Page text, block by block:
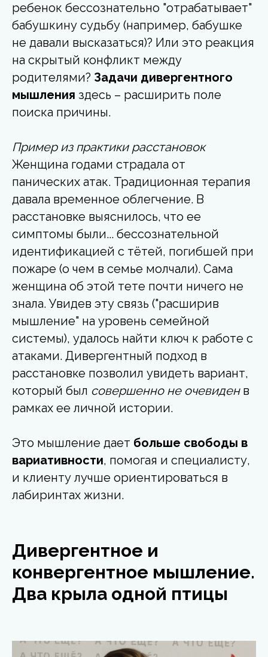
ребенок бессознательно "отрабатывает"
бабушкину судьбу (например, бабушке
не давали высказаться)? Или это реакция
на скрытый конфликт между
родителями? Задачи дивергентного
мышления здесь – расширить поле
поиска причины.
Пример из практики расстановок
Женщина годами страдала от
панических атак. Традиционная терапия
давала временное облегчение. В
расстановке выяснилось, что ее
симптомы были... бессознательной
идентификацией с тётей, погибшей при
пожаре (о чем в семье молчали). Сама
женщина об этой тете почти ничего не
знала. Увидев эту связь ("расширив
мышление" на уровень семейной
системы), удалось найти ключ к работе с
атаками. Дивергентный подход в
расстановке позволил увидеть вариант,
который был совершенно не очевиден в
рамках ее личной истории.
Это мышление дает больше свободы в
вариативности, помогая и специалисту,
и клиенту лучше ориентироваться в
лабиринтах жизни.
Дивергентное и
конвергентное мышление.
Два крыла одной птицы